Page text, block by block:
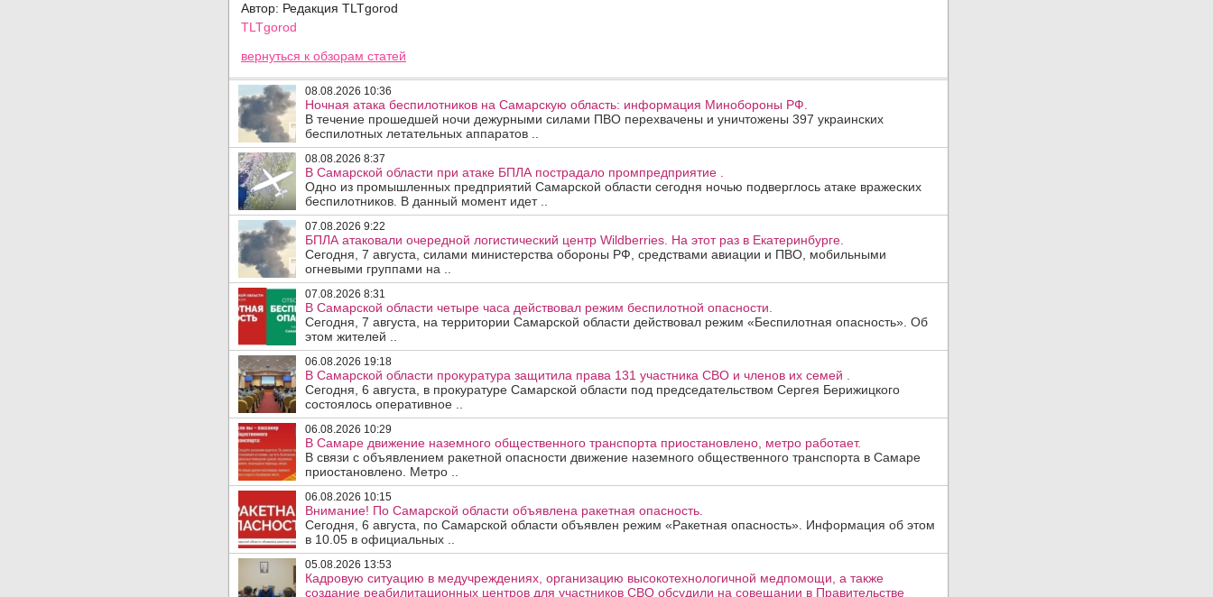
Автор: Редакция TLTgorod
TLTgorod
вернуться к обзорам статей
08.08.2026 10:36
Ночная атака беспилотников на Самарскую область: информация Минобороны РФ.
В течение прошедшей ночи дежурными силами ПВО перехвачены и уничтожены 397 украинских
беспилотных летательных аппаратов ..
08.08.2026 8:37
В Самарской области при атаке БПЛА пострадало промпредприятие .
Одно из промышленных предприятий Самарской области сегодня ночью подверглось атаке вражеских
беспилотников. В данный момент идет ..
07.08.2026 9:22
БПЛА атаковали очередной логистический центр Wildberries. На этот раз в Екатеринбурге.
Сегодня, 7 августа, силами министерства обороны РФ, средствами авиации и ПВО, мобильными
огневыми группами на ..
07.08.2026 8:31
В Самарской области четыре часа действовал режим беспилотной опасности.
Сегодня, 7 августа, на территории Самарской области действовал режим «Беспилотная опасность». Об
этом жителей ..
06.08.2026 19:18
В Самарской области прокуратура защитила права 131 участника СВО и членов их семей .
Сегодня, 6 августа, в прокуратуре Самарской области под председательством Сергея Берижицкого
состоялось оперативное ..
06.08.2026 10:29
В Самаре движение наземного общественного транспорта приостановлено, метро работает.
В связи с объявлением ракетной опасности движение наземного общественного транспорта в Самаре
приостановлено. Метро ..
06.08.2026 10:15
Внимание! По Самарской области объявлена ракетная опасность.
Сегодня, 6 августа, по Самарской области объявлен режим «Ракетная опасность». Информация об этом
в 10.05 в официальных ..
05.08.2026 13:53
Кадровую ситуацию в медучреждениях, организацию высокотехнологичной медпомощи, а также
создание реабилитационных центров для участников СВО обсудили на совещании в Правительстве